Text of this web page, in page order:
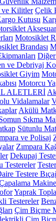
ve Kilitler Çelik
Kutusu
Motosiklet
Brandası
ve Debriyaj
Giyim
Motorcu
ALETLERİ
Vidalamalar
Akülü
Sıkma
Sütunlu
ve Polisaj
Zımpara
Dekupaj
Testereler
Testere
Yaprak
Testereler
Çim Biçme
Çim